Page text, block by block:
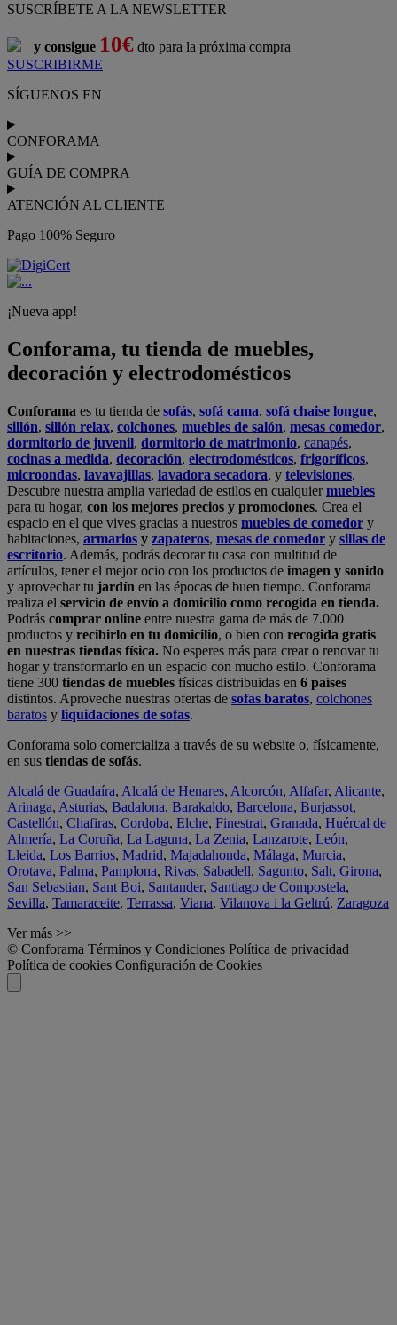
SUSCRÍBETE A LA NEWSLETTER
y consigue 10€ dto para la próxima compra
SUSCRIBIRME
SÍGUENOS EN
CONFORAMA
GUÍA DE COMPRA
ATENCIÓN AL CLIENTE
Pago 100% Seguro
¡Nueva app!
Conforama, tu tienda de muebles,
decoración y electrodomésticos
Conforama es tu tienda de sofás, sofá cama, sofá chaise longue,
sillón, sillón relax, colchones, muebles de salón, mesas comedor,
dormitorio de juvenil, dormitorio de matrimonio, canapés,
cocinas a medida, decoración, electrodomésticos, frigoríficos,
microondas, lavavajillas, lavadora secadora, y televisiones.
Descubre nuestra amplia variedad de estilos en cualquiermuebles
para tu hogar, con los mejores precios y promociones. Crea el
espacio en el que vives gracias a nuestros muebles de comedor y
habitaciones, armarios y zapateros, mesas de comedor y sillas de
escritorio. Además, podrás decorar tu casa con multitud de
artículos, tener el mejor ocio con los productos de imagen y sonido
y aprovechar tu jardín en las épocas de buen tiempo. Conforama
realiza el servicio de envío a domicilio como recogida en tienda.
Podrás comprar online entre nuestra gama de más de 7.000
productos y recibirlo en tu domicilio, o bien con recogida gratis
en nuestras tiendas física. No esperes más para crear o renovar tu
hogar y transformarlo en un espacio con mucho estilo. Conforama
tiene 300 tiendas de muebles físicas distribuidas en 6 países
distintos. Aproveche nuestras ofertas de sofas baratos, colchones
baratos y liquidaciones de sofas.
Conforama solo comercializa a través de su website o, físicamente,
en sus tiendas de sofás.
Alcalá de Guadaíra, Alcalá de Henares, Alcorcón, Alfafar, Alicante,
Arinaga, Asturias, Badalona, Barakaldo, Barcelona, Burjassot,
Castellón, Chafiras, Cordoba, Elche, Finestrat, Granada, Huércal de
Almería, La Coruña, La Laguna, La Zenia, Lanzarote, León,
Lleida, Los Barrios, Madrid, Majadahonda, Málaga, Murcia,
Orotava, Palma, Pamplona, Rivas, Sabadell, Sagunto, Salt, Girona,
San Sebastian, Sant Boi, Santander, Santiago de Compostela,
Sevilla, Tamaraceite, Terrassa, Viana, Vilanova i la Geltrú, Zaragoza
Ver más >>
© Conforama Términos y Condiciones Política de privacidad
Política de cookies Configuración de Cookies